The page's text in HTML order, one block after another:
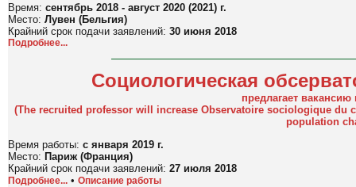
Время: сентябрь 2018 - август 2020 (2021) г.
Место: Лувен (Бельгия)
Крайний срок подачи заявлений: 30 июня 2018
Подробнее...
Социологическая
предлагает
(The recruited professor will increase Observatoire sociologique
population
Время работы: с января 2019 г.
Место: Париж (Франция)
Крайний срок подачи заявлений: 27 июля 2018
Подробнее... • Описание работы